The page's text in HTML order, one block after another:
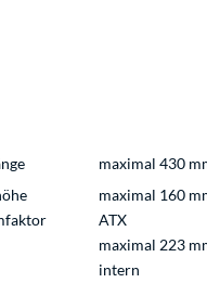
maximal 430
maximal 160
ATX
maximal 223
intern